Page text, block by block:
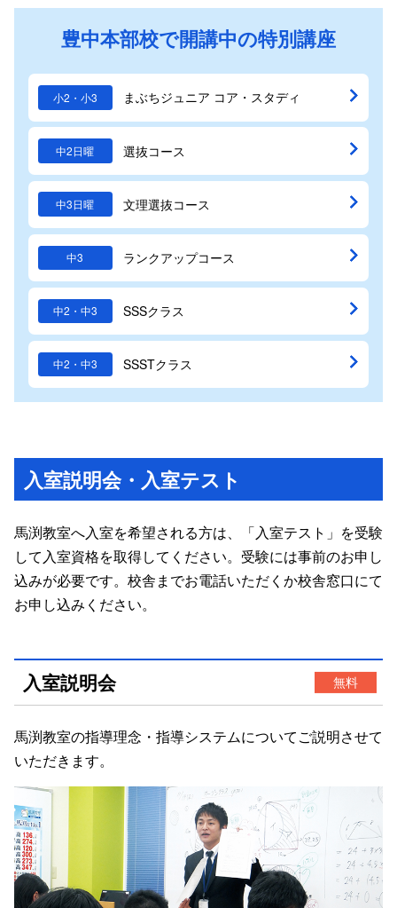
豊中本部校で開講中の特別講座
小2・小3 まぶちジュニア コア・スタディ
中2日曜 選抜コース
中3日曜 文理選抜コース
中3 ランクアップコース
中2・中3 SSSクラス
中2・中3 SSSTクラス
入室説明会・入室テスト
馬渕教室へ入室を希望される方は、「入室テスト」を受験
して入室資格を取得してください。受験には事前のお申し
込みが必要です。校舎までお電話いただくか校舎窓口にて
お申し込みください。
入室説明会 無料
馬渕教室の指導理念・指導システムについてご説明させて
いただきます。